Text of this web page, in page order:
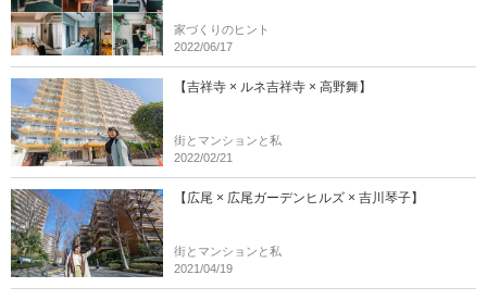
家づくりのヒント
2022/06/17
【吉祥寺 × ルネ吉祥寺 × 高野舞】
街とマンションと私
2022/02/21
【広尾 × 広尾ガーデンヒルズ × 吉川琴子】
街とマンションと私
2021/04/19